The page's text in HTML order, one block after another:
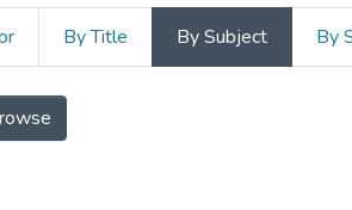
By Title By Subject By